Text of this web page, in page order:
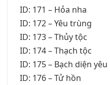
ID: 171 – Hỏa nha
ID: 172 – Yêu trùng
ID: 173 – Thủy tộc
ID: 174 – Thạch tộc
ID: 175 – Bạch diện yêu
ID: 176 – Tử hồn